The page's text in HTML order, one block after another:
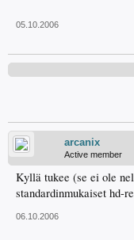
05.10.2006
arcanix
Active member
Kyllä tukee (se ei ole
standardinmukaiset hd-
06.10.2006